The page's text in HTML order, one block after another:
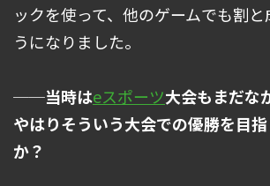
ックを使って、他のゲームでも割
うになりました。
──当時はeスポーツ大会もまだな
やはりそういう大会での優勝を目
か？